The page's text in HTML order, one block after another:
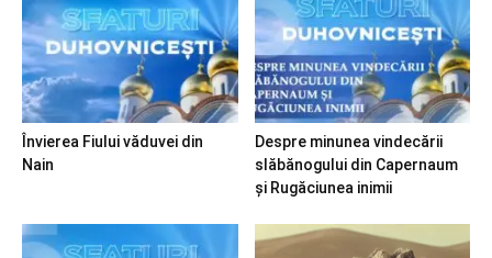
Învierea Fiului văduvei din
Nain
Despre minunea vindecării
slăbănogului din Capernaum
și Rugăciunea inimii